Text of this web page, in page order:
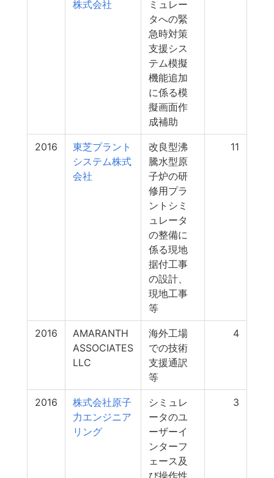
株式会社
ミュレー
タへの緊
急時対策
支援シス
テム模擬
機能追加
に係る模
擬画面作
成補助
2016
東芝プラント
システム株式
会社
改良型沸
騰水型原
子炉の研
修用プラ
ントシミ
ュレータ
の整備に
係る現地
据付工事
の設計、
現地工事
等
11
2016
AMARANTH
ASSOCIATES
LLC
海外工場
での技術
支援通訳
等
4
2016
株式会社原子
力エンジニア
リング
シミュレ
ータのユ
ーザーイ
ンターフ
ェース及
び操作性
3